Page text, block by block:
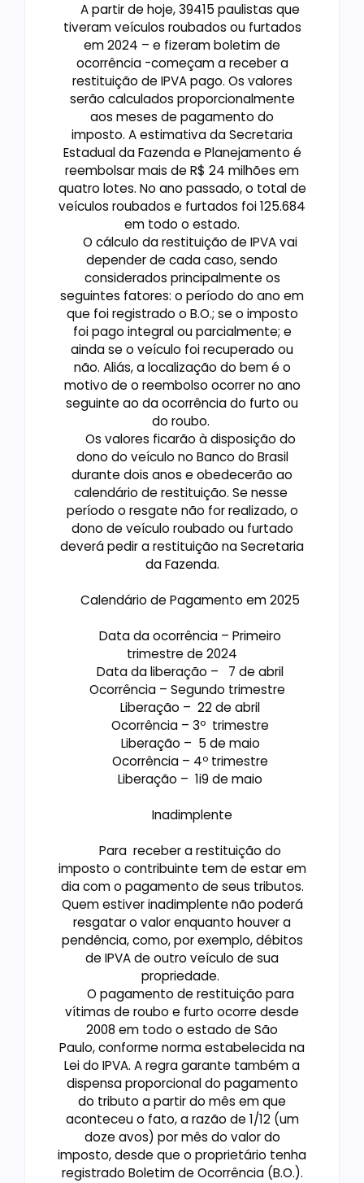
A partir de hoje, 39415 paulistas que
tiveram veículos roubados ou furtados
em 2024 – e fizeram boletim de
ocorrência -começam a receber a
restituição de IPVA pago. Os valores
serão calculados proporcionalmente
aos meses de pagamento do
imposto. A estimativa da Secretaria
Estadual da Fazenda e Planejamento é
reembolsar mais de R$ 24 milhões em
quatro lotes. No ano passado, o total de
veículos roubados e furtados foi 125.684
em todo o estado.
O cálculo da restituição de IPVA vai
depender de cada caso, sendo
considerados principalmente os
seguintes fatores: o período do ano em
que foi registrado o B.O.; se o imposto
foi pago integral ou parcialmente; e
ainda se o veículo foi recuperado ou
não. Aliás, a localização do bem é o
motivo de o reembolso ocorrer no ano
seguinte ao da ocorrência do furto ou
do roubo.
Os valores ficarão à disposição do
dono do veículo no Banco do Brasil
durante dois anos e obedecerão ao
calendário de restituição. Se nesse
período o resgate não for realizado, o
dono de veículo roubado ou furtado
deverá pedir a restituição na Secretaria
da Fazenda.
Calendário de Pagamento em 2025
Data da ocorrência – Primeiro
trimestre de 2024
Data da liberação – 7 de abril
Ocorrência – Segundo trimestre
Liberação – 22 de abril
Ocorrência – 3º trimestre
Liberação – 5 de maio
Ocorrência – 4º trimestre
Liberação – 1i9 de maio
Inadimplente
Para receber a restituição do
imposto o contribuinte tem de estar em
dia com o pagamento de seus tributos.
Quem estiver inadimplente não poderá
resgatar o valor enquanto houver a
pendência, como, por exemplo, débitos
de IPVA de outro veículo de sua
propriedade.
O pagamento de restituição para
vítimas de roubo e furto ocorre desde
2008 em todo o estado de São
Paulo, conforme norma estabelecida na
Lei do IPVA. A regra garante também a
dispensa proporcional do pagamento
do tributo a partir do mês em que
aconteceu o fato, a razão de 1/12 (um
doze avos) por mês do valor do
imposto, desde que o proprietário tenha
registrado Boletim de Ocorrência (B.O.).